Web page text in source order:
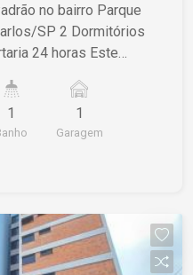
no bairro Parque
Dormitórios
em São
de 58,00m² e área
oferece conforto e
quartos são
proporcionando
Conta
1 1
Garagem